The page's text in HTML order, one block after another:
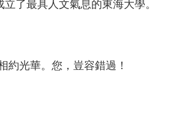
了最具人文氣息的東海大學。
光華。您，豈容錯過！